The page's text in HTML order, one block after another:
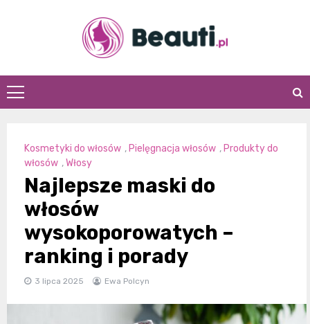
Beauti.pl
Kosmetyki do włosów , Pielęgnacja włosów , Produkty do
włosów ,Włosy
Najlepsze maski do
włosów
wysokoporowatych –
ranking i porady
3 lipca 2025 Ewa Polcyn